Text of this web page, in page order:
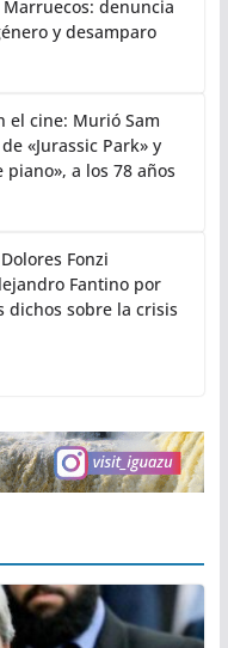
denuncia
y desamparo
el cine: Murió Sam
«Jurassic Park» y
piano», a los 78 años
Fonzi
Fantino por
dichos sobre la crisis